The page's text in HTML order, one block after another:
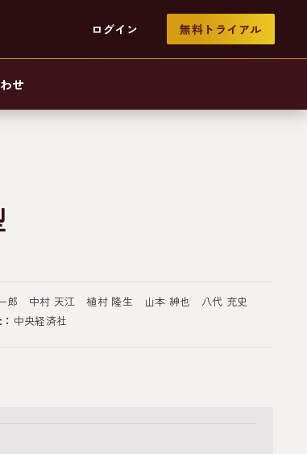
ログイン 無料トライアル
せ
一郎 中村 天江 植村 隆生 山本 紳也 八代 充史
中央経済社